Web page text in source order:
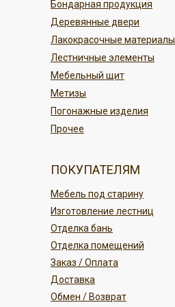
переводом
Безналичным платежом
ПОДРОБНЕЕ
Отделка бань
Изготовление лестниц
Мебель под старину
ПОКУПАТЕЛЯМ
Прочее
Метизы
Деревянные двери
Лакокрасочные материалы
Погонажные изделия
Мебельный щит
Лестничные элементы
Бондарная продукция
Обмен / Возврат
Отделка помещений
Заказ / Оплата
Доставка